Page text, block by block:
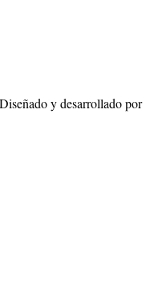
y desarrollado por